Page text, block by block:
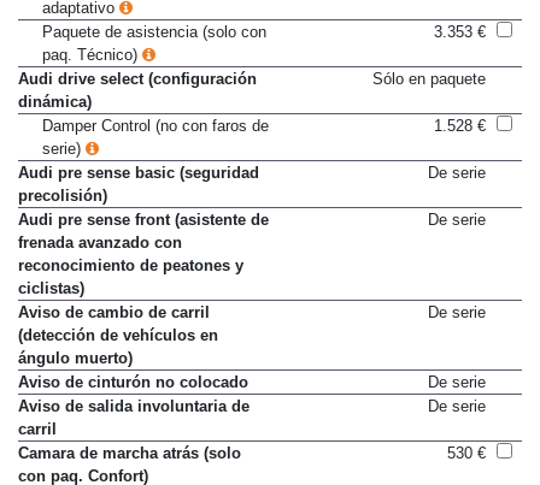
Asistente de conducción
adaptativo
Paquete de asistencia (solo con
paq. Técnico)
Audi drive select (configuración
dinámica)
Damper Control (no con faros de
serie)
Audi pre sense basic (seguridad
precolisión)
Audi pre sense front (asistente de
frenada avanzado con
reconocimiento de peatones y
ciclistas)
Aviso de cambio de carril
(detección de vehículos en
ángulo muerto)
Aviso de cinturón no colocado
De serie
Aviso de salida involuntaria de
carril
Camara de marcha atrás (solo